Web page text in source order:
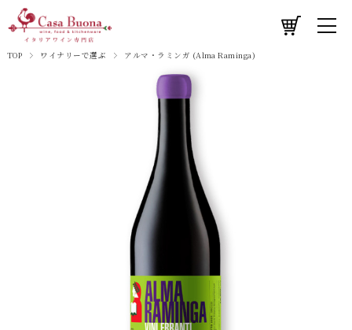
TOP ワイナリーで選ぶ アルマ・ラミンガ (Alma Raminga)